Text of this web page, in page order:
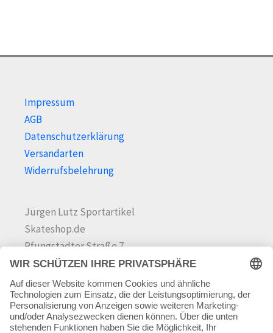
Impressum
AGB
Datenschutzerklärung
Versandarten
Widerrufsbelehrung
Jürgen Lutz Sportartikel
Skateshop.de
Pfungstädter Straße 7
64342 Seeheim-Jugenheim
Tel.06257 868181
Mail:info@skateshop.de